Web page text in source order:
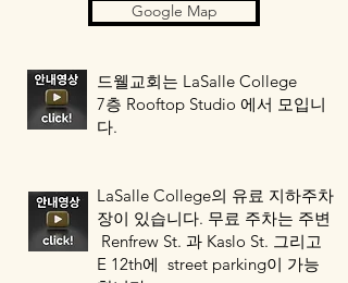
Google Map
드웰교회는 LaSalle College
7층 Rooftop Studio 에서 모입니
다.
LaSalle College의 유료 지하주차
장이 있습니다. 무료 주차는 주변
Renfrew St. 과 Kaslo St. 그리고
E 12th에 street parking이 가능